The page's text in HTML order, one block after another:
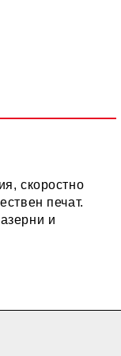
скоростно
печат.
и